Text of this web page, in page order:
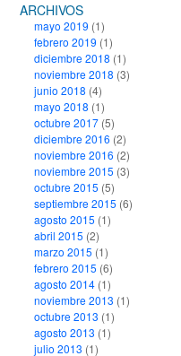
ARCHIVOS
mayo 2019 (1)
febrero 2019 (1)
diciembre 2018 (1)
noviembre 2018 (3)
junio 2018 (4)
mayo 2018 (1)
octubre 2017(5)
diciembre 2016 (2)
noviembre 2016 (2)
noviembre 2015 (3)
octubre 2015 (5)
septiembre 2015 (6)
agosto 2015 (1)
abril 2015 (2)
marzo 2015 (1)
febrero 2015 (6)
agosto 2014(1)
noviembre 2013 (1)
octubre 2013 (1)
agosto 2013 (1)
julio 2013 (1)